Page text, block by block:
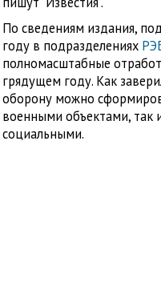
По сведениям издания,
году в подразделениях
полномасштабные
грядущем году. Как
оборону можно
военными объектами,
социальными.